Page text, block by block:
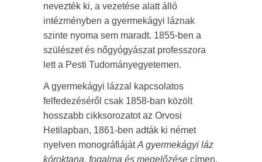
nevezték ki, a vezetése alatt álló
intézményben a gyermekágyi láznak
szinte nyoma sem maradt. 1855-ben a
szülészet és nőgyógyászat professzora
lett a Pesti Tudományegyetemen.
A gyermekágyi lázzal kapcsolatos
felfedezéséről csak 1858-ban közölt
hosszabb cikksorozatot az Orvosi
Hetilapban, 1861-ben adták ki német
nyelven monográfiájátA gyermekágyi láz
kóroktana, fogalma és megelőzése címen.